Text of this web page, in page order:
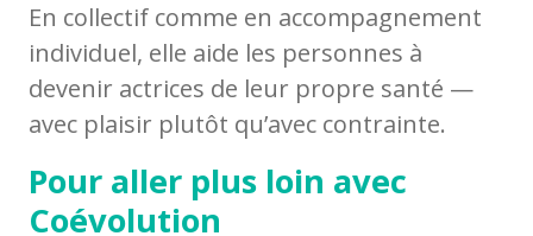
En collectif comme en accompagnement
individuel, elle aide les personnes à
devenir actrices de leur propre santé —
avec plaisir plutôt qu’avec contrainte.
Pour aller plus loin avec
Coévolution